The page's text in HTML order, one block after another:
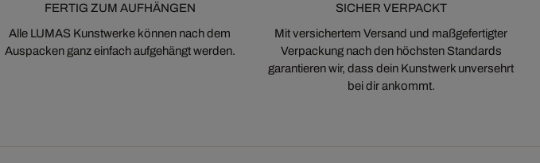
FERTIG ZUM AUFHÄNGEN
Alle LUMAS Kunstwerke können nach dem
Auspacken ganz einfach aufgehängt werden.
SICHER VERPACKT
Mit versichertem Versand und maßgefertigter
Verpackung nach den höchsten Standards
garantieren wir, dass dein Kunstwerk unversehrt
bei dir ankommt.